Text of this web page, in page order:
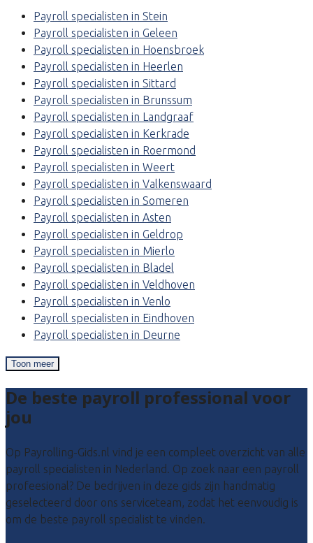
Payroll specialisten in Stein
Payroll specialisten in Geleen
Payroll specialisten in Hoensbroek
Payroll specialisten in Heerlen
Payroll specialisten in Sittard
Payroll specialisten in Brunssum
Payroll specialisten in Landgraaf
Payroll specialisten in Kerkrade
Payroll specialisten in Roermond
Payroll specialisten in Weert
Payroll specialisten in Valkenswaard
Payroll specialisten in Someren
Payroll specialisten in Asten
Payroll specialisten in Geldrop
Payroll specialisten in Mierlo
Payroll specialisten in Bladel
Payroll specialisten in Veldhoven
Payroll specialisten in Venlo
Payroll specialisten in Eindhoven
Payroll specialisten in Deurne
Toon meer
De beste payroll professional voor
jou
Op Payrolling-Gids.nl vind je een compleet overzicht van alle
payroll specialisten in Nederland. Op zoek naar een payroll
profeesional? De bedrijven in deze gids zijn handmatig
geselecteerd door ons serviceteam, zodat het eenvoudig is
om de beste payroll specialist te vinden.